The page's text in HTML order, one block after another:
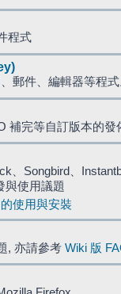
程式
、郵件、編輯器等程
補完等自訂版本的發
、Songbird、
與使用議題
使用與安裝
, 亦請參考 Wiki 版